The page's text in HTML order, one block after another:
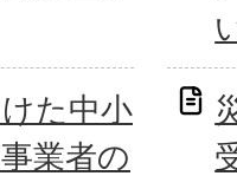
た中小
業者の